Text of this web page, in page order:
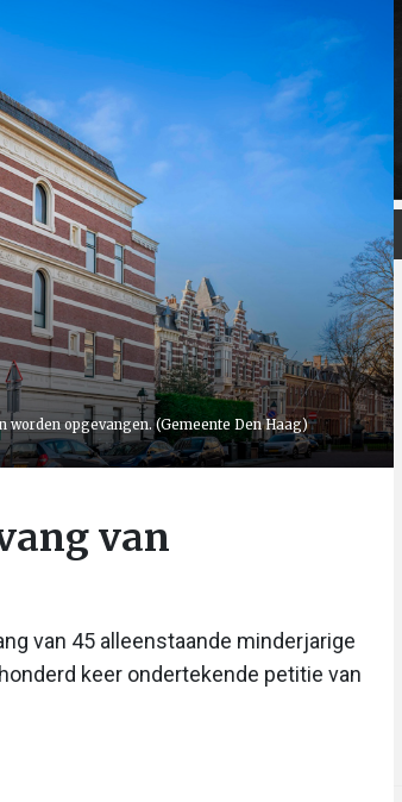
worden opgevangen. (Gemeente Den Haag)
van
van 45 alleenstaande minderjarige
keer ondertekende petitie van